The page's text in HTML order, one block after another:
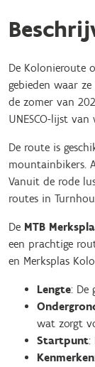
De Kolonieroute
gebieden waar
de zomer van
UNESCO-lijst van
De route is
mountainbikers.
Vanuit de rode
routes in
De MTB
een prachtige
en Merksplas
Lengte: De
wat zorgt
Startpunt:
Kenmerken